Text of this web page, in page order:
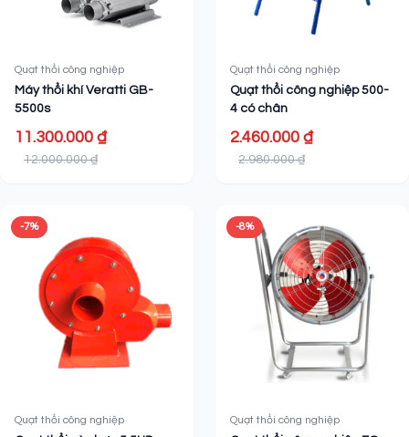
Quạt thổi công nghiệp
Máy thổi khí Veratti GB-
5500s
11.300.000 ₫
12.000.000 ₫
Quạt thổi công nghiệp
Quạt thổi công nghiệp 500-
4 có chân
2.460.000 ₫
2.980.000 ₫
-7%
Quạt thổi công nghiệp
-8%
Quạt thổi công nghiệp